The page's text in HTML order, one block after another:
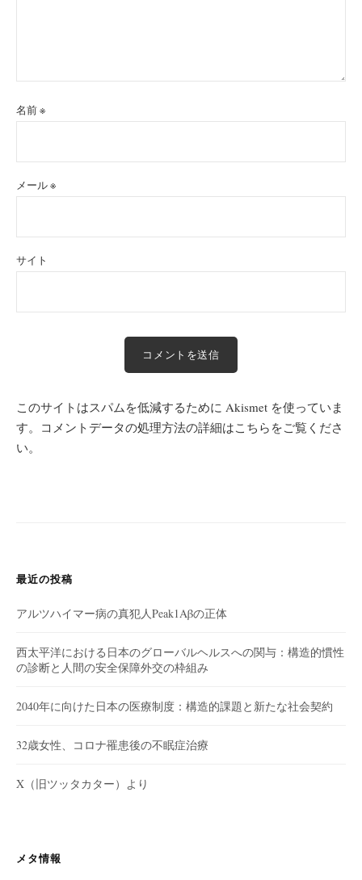
名前※
メール※
サイト
このサイトはスパムを低減するために Akismet を使っていま
す。 コメントデータの処理方法の詳細はこちらをご覧くださ
い。
最近の投稿
アルツハイマー病の真犯人Peak1Aβの正体
西太平洋における日本のグローバルヘルスへの関与：構造的慣性
の診断と人間の安全保障外交の枠組み
2040年に向けた日本の医療制度：構造的課題と新たな社会契約
32歳女性、コロナ罹患後の不眠症治療
X（旧ツッタカター）より
メタ情報